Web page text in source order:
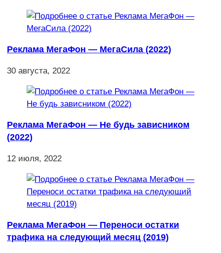
Реклама МегаФон — МегаСила (2022)
30 августа, 2022
Реклама МегаФон — Не будь зависником
(2022)
12 июля, 2022
Реклама МегаФон — Переноси остатки
трафика на следующий месяц (2019)